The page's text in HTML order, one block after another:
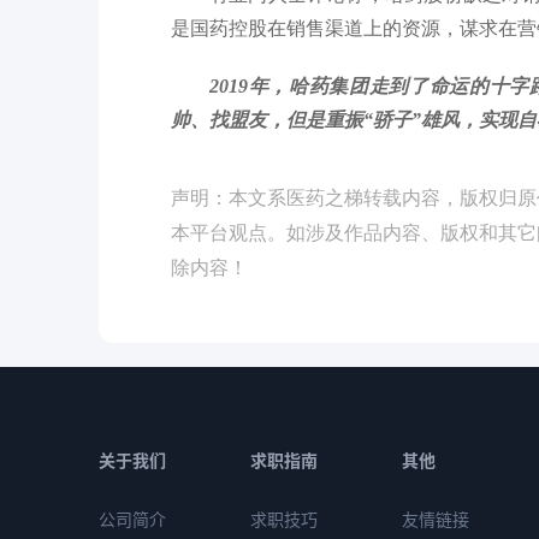
是国药控股在销售渠道上的资源，谋求在
2019年，哈药集团走到了命运的十
帅、找盟友，但是重振“骄子”雄风，实现
声明：本文系医药之梯转载内容，版权归
本平台观点。如涉及作品内容、版权和其
除内容！
关于我们
公司简介
求职指南
求职技巧
其他
友情链接